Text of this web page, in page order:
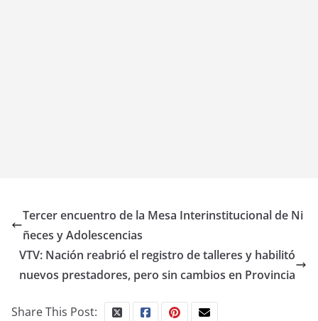
Tercer encuentro de la Mesa Interinstitucional de Ni
ñeces y Adolescencias
VTV: Nación reabrió el registro de talleres y habilitó
nuevos prestadores, pero sin cambios en Provincia
Share This Post: